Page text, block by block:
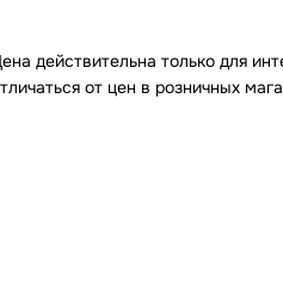
действительна только для
от цен в розничных